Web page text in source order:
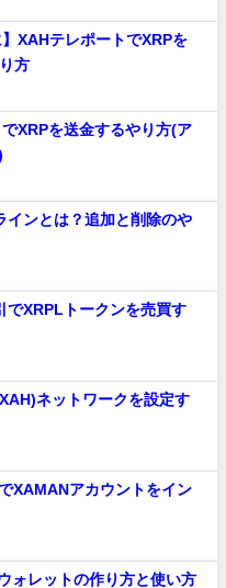
】XAHテレポートでXRPを
方
XRPを送金するやり方(ア
インとは？追加と削除のや
でXRPLトークンを売買す
ネットワークを設定す
XAMANアカウントをイン
ォレットの作り方と使い方